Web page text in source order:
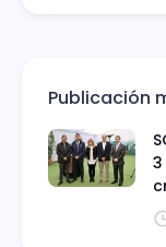
Publicación